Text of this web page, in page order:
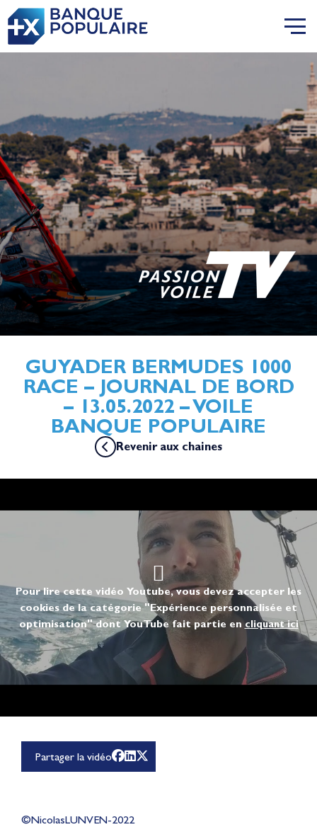
GUYADER BERMUDES 1000
RACE – JOURNAL DE BORD
– 13.05.2022 – VOILE
BANQUE POPULAIRE
Revenir aux chaines
Pour lire cette vidéo Youtube, vous devez accepter les
cookies de la catégorie "Expérience personnalisée et
optimisation" dont YouTube fait partie encliquant ici
Partager la vidéo
©NicolasLUNVEN-2022